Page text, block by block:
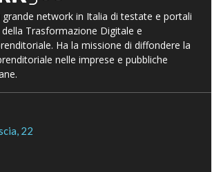
grande network in Italia di testate e portali
Trasformazione Digitale e
Ha la missione di diffondere la
nelle imprese e pubbliche
22